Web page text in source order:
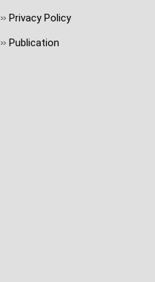
Privacy Policy
Publication